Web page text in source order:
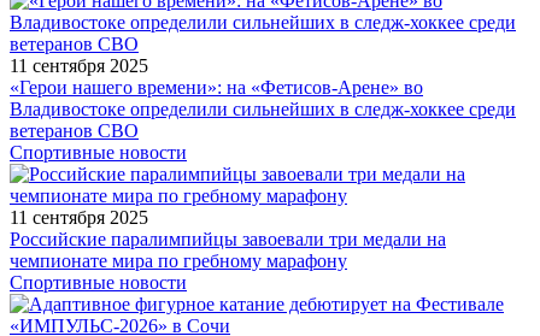
11 сентября 2025
«Герои нашего времени»: на «Фетисов-Арене» во
Владивостоке определили сильнейших в следж-хоккее среди
ветеранов СВО
Спортивные новости
11 сентября 2025
Российские паралимпийцы завоевали три медали на
чемпионате мира по гребному марафону
Спортивные новости